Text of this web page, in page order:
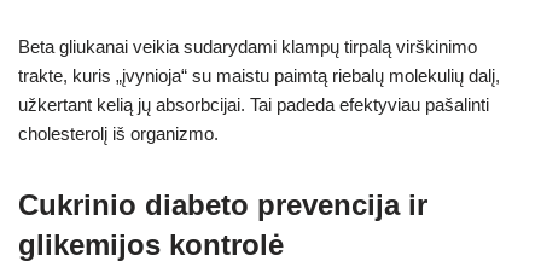
Beta gliukanai veikia sudarydami klampų tirpalą virškinimo
trakte, kuris „įvynioja“ su maistu paimtą riebalų molekulių dalį,
užkertant kelią jų absorbcijai. Tai padeda efektyviau pašalinti
cholesterolį iš organizmo.
Cukrinio diabeto prevencija ir
glikemijos kontrolė